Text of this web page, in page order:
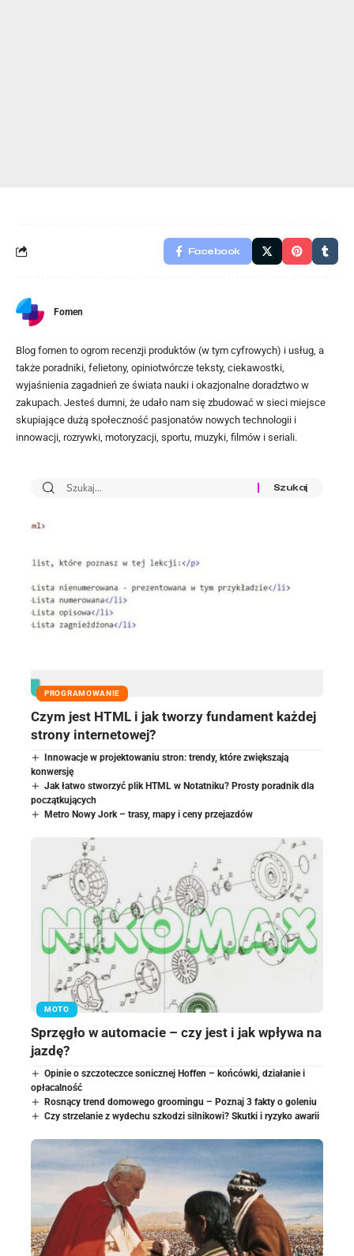
Facebook
Fomen
Blog fomen to ogrom recenzji produktów (w tym cyfrowych) i usług, a
także poradniki, felietony, opiniotwórcze teksty, ciekawostki,
wyjaśnienia zagadnień ze świata nauki i okazjonalne doradztwo w
zakupach. Jesteś dumni, że udało nam się zbudować w sieci miejsce
skupiające dużą społeczność pasjonatów nowych technologii i
innowacji, rozrywki, motoryzacji, sportu, muzyki, filmów i seriali.
PROGRAMOWANIE
Czym jest HTML i jak tworzy fundament każdej
strony internetowej?
Innowacje w projektowaniu stron: trendy, które zwiększają
konwersję
Jak łatwo stworzyć plik HTML w Notatniku? Prosty poradnik dla
początkujących
Metro Nowy Jork – trasy, mapy i ceny przejazdów
MOTO
Sprzęgło w automacie – czy jest i jak wpływa na
jazdę?
Opinie o szczoteczce sonicznej Hoffen – końcówki, działanie i
opłacalność
Rosnący trend domowego groomingu – Poznaj 3 fakty o goleniu
Czy strzelanie z wydechu szkodzi silnikowi? Skutki i ryzyko awarii